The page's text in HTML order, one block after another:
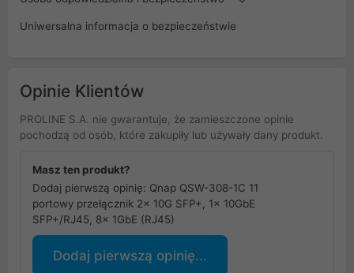
Uniwersalna informacja o bezpieczeństwie
Opinie Klientów
PROLINE S.A. nie gwarantuje, że zamieszczone opinie
pochodzą od osób, które zakupiły lub używały dany produkt.
Masz ten produkt?
Dodaj pierwszą opinię: Qnap QSW-308-1C 11
portowy przełącznik 2x 10G SFP+, 1x 10GbE
SFP+/RJ45, 8x 1GbE (RJ45)
Dodaj pierwszą opinię...